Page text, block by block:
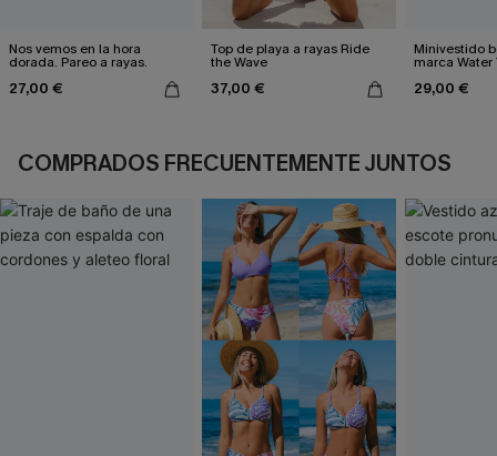
Nos vemos en la hora
dorada. Pareo a rayas.
27,00 €
Top de playa a rayas Ride
the Wave
37,00 €
Minivestido
marca Water
29,00 €
COMPRADOS FRECUENTEMENTE JUNTOS